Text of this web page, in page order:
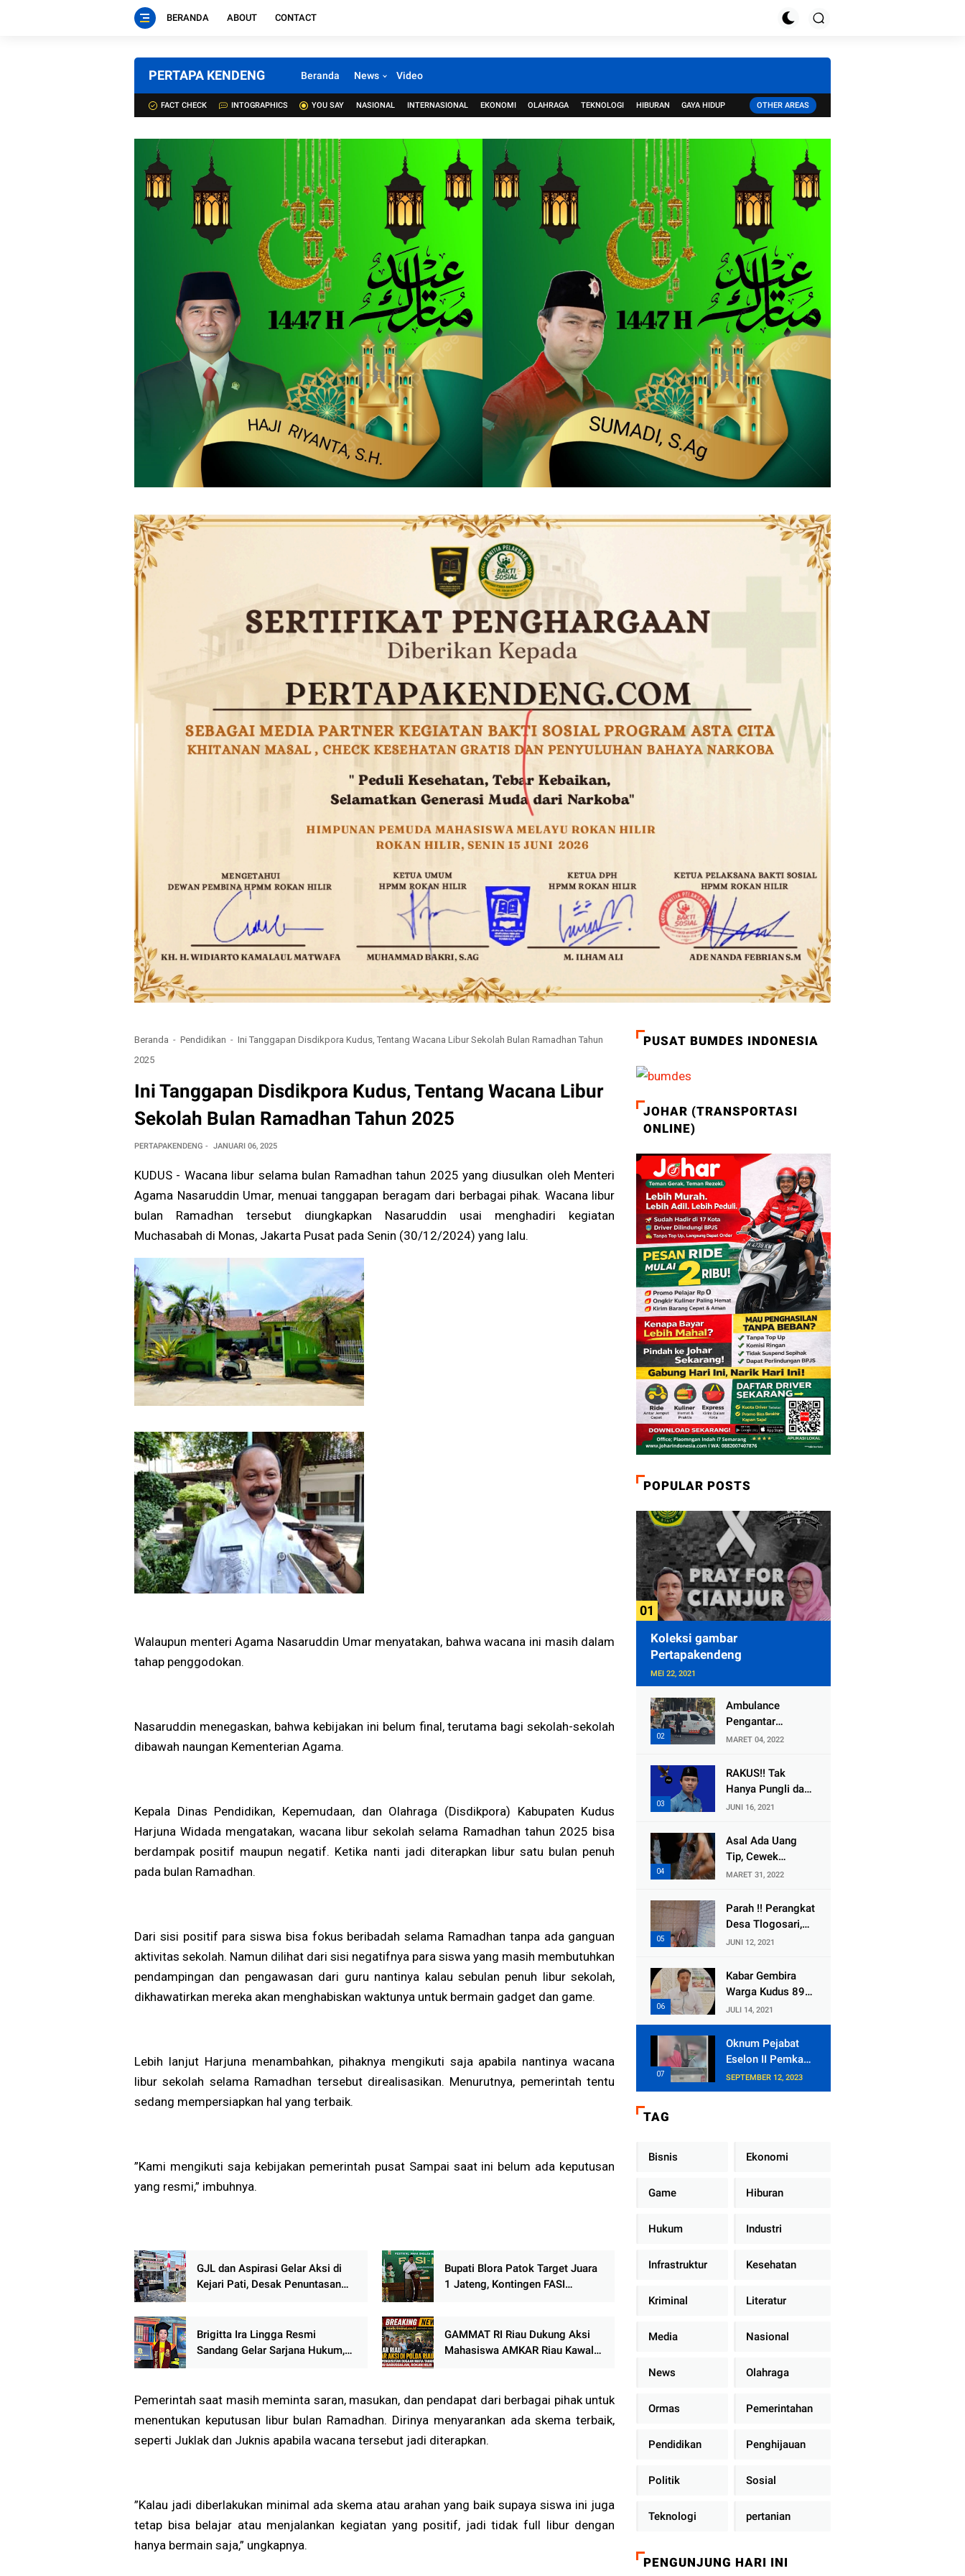
BERANDA ABOUT CONTACT
PERTAPA KENDENG Beranda News Video
FACT CHECK INTOGRAPHICS YOU SAY NASIONAL INTERNASIONAL EKONOMI OLAHRAGA TEKNOLOGI HIBURAN GAYA HIDUP OTHER AREAS
Beranda Pendidikan
Ini Tanggapan Disdikpora Kudus, Tentang Wacana Libur Sekolah Bulan Ramadhan Tahun
2025
Ini Tanggapan Disdikpora Kudus, Tentang Wacana Libur
Sekolah Bulan Ramadhan Tahun 2025
PERTAPAKENDENG JANUARI 06, 2025
KUDUS - Wacana libur selama bulan Ramadhan tahun 2025 yang diusulkan oleh Menteri
Agama Nasaruddin Umar, menuai tanggapan beragam dari berbagai pihak. Wacana libur
bulan Ramadhan tersebut diungkapkan Nasaruddin usai menghadiri kegiatan
Muchasabah di Monas, Jakarta Pusat pada Senin (30/12/2024) yang lalu.
Walaupun menteri Agama Nasaruddin Umar menyatakan, bahwa wacana ini masih dalam
tahap penggodokan.
Nasaruddin menegaskan, bahwa kebijakan ini belum final, terutama bagi sekolah-sekolah
dibawah naungan Kementerian Agama.
Kepala Dinas Pendidikan, Kepemudaan, dan Olahraga (Disdikpora) Kabupaten Kudus
Harjuna Widada mengatakan, wacana libur sekolah selama Ramadhan tahun 2025 bisa
berdampak positif maupun negatif. Ketika nanti jadi diterapkan libur satu bulan penuh
pada bulan Ramadhan.
Dari sisi positif para siswa bisa fokus beribadah selama Ramadhan tanpa ada ganguan
aktivitas sekolah. Namun dilihat dari sisi negatifnya para siswa yang masih membutuhkan
pendampingan dan pengawasan dari guru nantinya kalau sebulan penuh libur sekolah,
dikhawatirkan mereka akan menghabiskan waktunya untuk bermain gadget dan game.
Lebih lanjut Harjuna menambahkan, pihaknya mengikuti saja apabila nantinya wacana
libur sekolah selama Ramadhan tersebut direalisasikan. Menurutnya, pemerintah tentu
sedang mempersiapkan hal yang terbaik.
”Kami mengikuti saja kebijakan pemerintah pusat Sampai saat ini belum ada keputusan
yang resmi,” imbuhnya.
GJL dan Aspirasi Gelar Aksi di
Kejari Pati, Desak Penuntasan
Bupati Blora Patok Target Juara
1 Jateng, Kontingen FASI
Brigitta Ira Lingga Resmi
Sandang Gelar Sarjana Hukum,
GAMMAT RI Riau Dukung Aksi
Mahasiswa AMKAR Riau Kawal
Pemerintah saat masih meminta saran, masukan, dan pendapat dari berbagai pihak untuk
menentukan keputusan libur bulan Ramadhan. Dirinya menyarankan ada skema terbaik,
seperti Juklak dan Juknis apabila wacana tersebut jadi diterapkan.
”Kalau jadi diberlakukan minimal ada skema atau arahan yang baik supaya siswa ini juga
tetap bisa belajar atau menjalankan kegiatan yang positif, jadi tidak full libur dengan
hanya bermain saja,” ungkapnya.
PUSAT BUMDES INDONESIA
JOHAR (TRANSPORTASI
ONLINE)
POPULAR POSTS
Koleksi gambar
Pertapakendeng
MEI 22, 2021
Ambulance
Pengantar
Jenazah Kepala
Mengalami
Kecelakaan
MARET 04, 2022
RAKUS!! Tak
Hanya Pungli dan
Dana Bedah
Diembat, ,
Perangkat Desa
Selewengkan
Bantuan Mushola
JUNI 16, 2021
Asal Ada Uang
Tip, Cewek
Pemandu Karaoke
Bersedia Bugil
MARET 31, 2022
Parah !! Perangkat
Desa Tlogosari,
Kecamatan
Embat Dana Bedah
Rumah dari
JUNI 12, 2021
Kabar Gembira
Warga Kudus 89
Persen RT di
Kudus Zona Hijau
JULI 14, 2021
Oknum Pejabat
Eselon II Pemkab
Lampung Utara
Asik Ngobrol
Dinas
SEPTEMBER 12, 2023
TAG
Bisnis Ekonomi
Game Hiburan
Hukum Industri
Infrastruktur Kesehatan
Kriminal Literatur
Media Nasional
News Olahraga
Ormas Pemerintahan
Pendidikan Penghijauan
Politik Sosial
Teknologi pertanian
PENGUNJUNG HARI INI